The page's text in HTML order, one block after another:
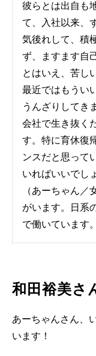
彼らとは出自も
て、入社以来、
気後れして、積
ず、ますます自
とはいえ、苦し
最近ではもうい
うんざりしてき
会社で生き抜く
す。特に育休復
ンスだと思って
いればいいでし
（あーちゃん
がいます。日系
で働いています
和田裕美さ
あーちゃんさん、
います！